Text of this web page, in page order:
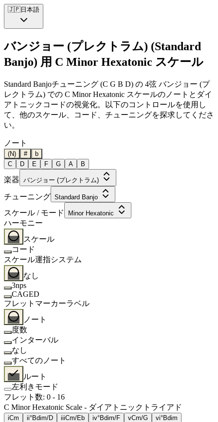
🇯🇵日本語
バンジョー (プレクトラム) (Standard
Banjo) 用 C Minor Hexatonic スケール
Standard Banjoチューニング (C G B D) の 4弦 バンジョー (プ
レクトラム) での C Minor Hexatonic スケールのノートとダイ
アトニックコードの視覚化。以下のコントロールを使用し
て、他のスケール、コード、チューニングを探求してくださ
い。
ノート
(N) #
b
C
D E F G A B
楽器 バンジョー (プレクトラム)
チューニング Standard Banjo
スケール / モード Minor Hexatonic
ハーモニー
スケール
コード
スケール運指システム
なし
3nps
CAGED
フレットマーカーラベル
ノート
度数
インターバル
なし
すべてのノート
ルート
左利きモード
フレット数: 0 - 16
C Minor Hexatonic Scale - ダイアトニックトライアド
iCm ii°Bdim/D iiiCm/Eb iv°Bdim/F vCm/G vi°Bdim